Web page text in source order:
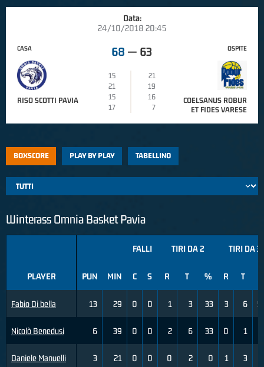
Data:
24/10/2018 20:45
CASA
RISO SCOTTI PAVIA
68 — 63
15
21
21
19
15
16
17
7
OSPITE
COELSANUS ROBUR
ET FIDES VARESE
BOXSCORE PLAY BY PLAY TABELLINO
Winterass Omnia Basket Pavia
PLAYER
Fabio Di bella
Nicolò Benedusi
Daniele Manuelli
FALLI TIRI DA 2 TIRI DA 3
PUN MIN C S R T % R T
13 29 0 0 1 3 33 3 6
6 39 0 0 2 6 33 0 1
3 21 0 0 0 2 0 1 3